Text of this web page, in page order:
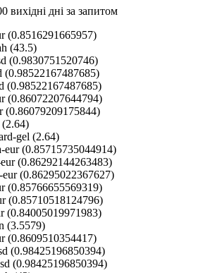
вихідні дні за запитом
(0.8516291665957)
(43.5)
(0.9830751520746)
(0.98522167487685)
(0.98522167487685)
(0.86072207644794)
(0.86079209175844)
(2.64)
gel (2.64)
eur (0.85715735044914)
(0.86292144263483)
eur (0.86295022367627)
(0.85766655569319)
(0.85710518124796)
(0.84005019971983)
(3.5579)
(0.8609510354417)
(0.98425196850394)
(0.98425196850394)